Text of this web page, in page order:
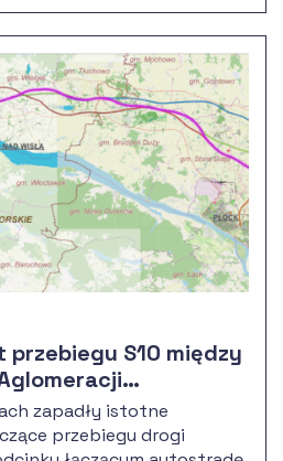
S10 między
zapadły istotne
przebiegu drogi